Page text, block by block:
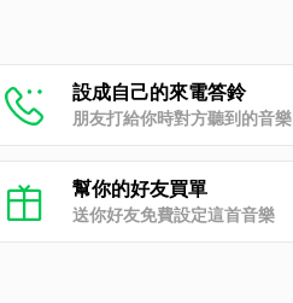
設成自己的來電答鈴
朋友打給你時對方聽到的音樂
幫你的好友買單
送你好友免費設定這首音樂